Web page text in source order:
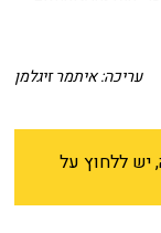
עריכה: איתמר זיגלמן
יש ללחוץ על